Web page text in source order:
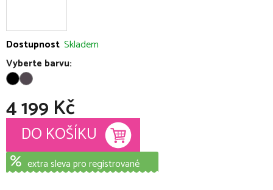
Dostupnost Skladem
Vyberte barvu:
4 199 Kč
Měrná cena:
DO KOŠÍKU
extra sleva pro registrované